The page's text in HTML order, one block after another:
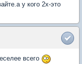
у кого 2х-это
всего